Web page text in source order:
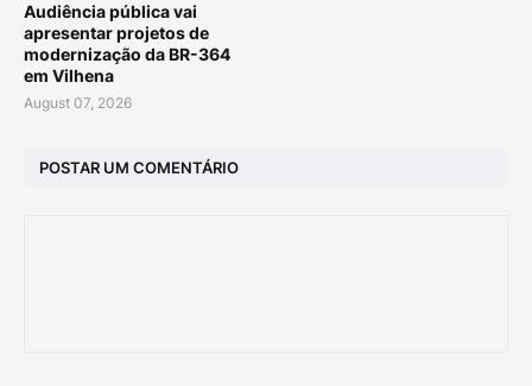
Audiência pública vai
apresentar projetos de
modernização da BR-364
em Vilhena
August 07, 2026
POSTAR UM COMENTÁRIO